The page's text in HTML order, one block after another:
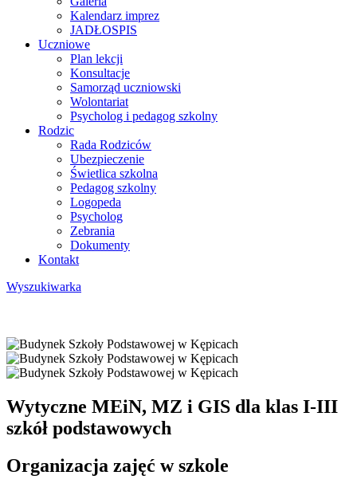
Kalendarz imprez
JADŁOSPIS
Uczniowe
Plan lekcji
Konsultacje
Samorząd uczniowski
Wolontariat
Psycholog i pedagog szkolny
Rodzic
Rada Rodziców
Ubezpieczenie
Świetlica szkolna
Pedagog szkolny
Logopeda
Psycholog
Zebrania
Dokumenty
Kontakt
Wyszukiwarka
Wytyczne MEiN, MZ i GIS dla klas I-III
szkół podstawowych
Organizacja zajęć w szkole